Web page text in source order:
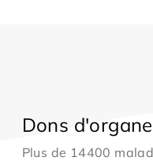
Dons
Plus de 14400